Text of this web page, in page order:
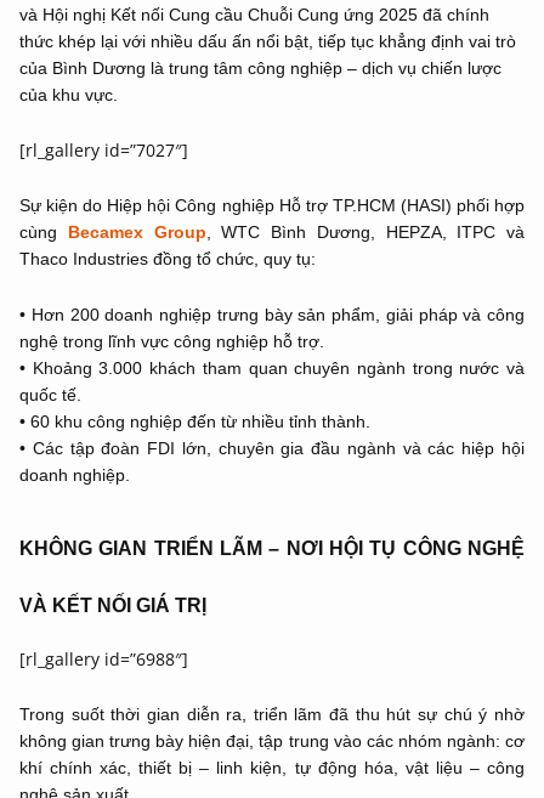
và Hội nghị Kết nối Cung cầu Chuỗi Cung ứng 2025 đã chính
thức khép lại với nhiều dấu ấn nổi bật, tiếp tục khẳng định vai trò
của Bình Dương là trung tâm công nghiệp – dịch vụ chiến lược
của khu vực.
[rl_gallery id=”7027″]
Sự kiện do Hiệp hội Công nghiệp Hỗ trợ TP.HCM (HASI) phối hợp
cùng Becamex Group, WTC Bình Dương, HEPZA, ITPC và
Thaco Industries đồng tổ chức, quy tụ:
• Hơn 200 doanh nghiệp trưng bày sản phẩm, giải pháp và công
nghệ trong lĩnh vực công nghiệp hỗ trợ.
• Khoảng 3.000 khách tham quan chuyên ngành trong nước và
quốc tế.
• 60 khu công nghiệp đến từ nhiều tỉnh thành.
• Các tập đoàn FDI lớn, chuyên gia đầu ngành và các hiệp hội
doanh nghiệp.
KHÔNG GIAN TRIỂN LÃM – NƠI HỘI TỤ CÔNG NGHỆ
VÀ KẾT NỐI GIÁ TRỊ
[rl_gallery id=”6988″]
Trong suốt thời gian diễn ra, triển lãm đã thu hút sự chú ý nhờ
không gian trưng bày hiện đại, tập trung vào các nhóm ngành: cơ
khí chính xác, thiết bị – linh kiện, tự động hóa, vật liệu – công